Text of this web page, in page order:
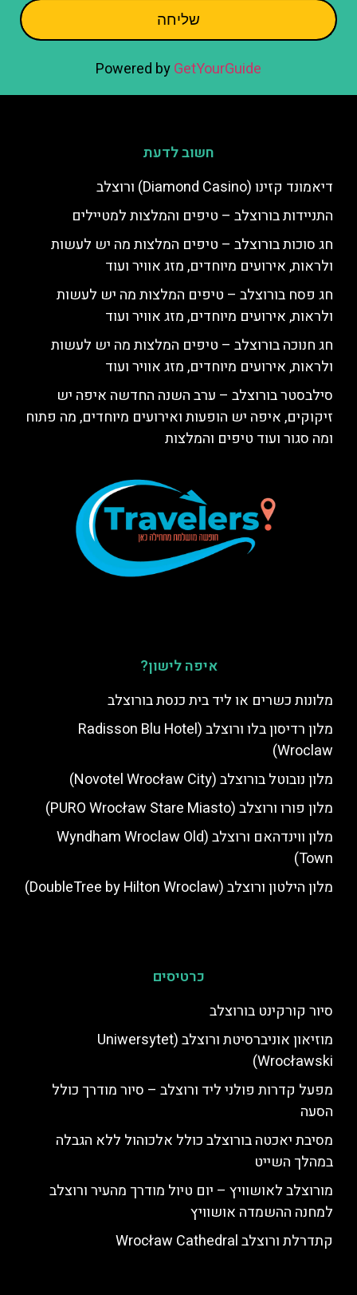
שליחה
Powered byGetYourGuide
חשוב לדעת
דיאמונד קזינו (Diamond Casino) ורוצלב
התניידות בורוצלב – טיפים והמלצות למטיילים
חג סוכות בורוצלב – טיפים המלצות מה יש לעשות
ולראות, אירועים מיוחדים, מזג אוויר ועוד
חג פסח בורוצלב – טיפים המלצות מה יש לעשות
ולראות, אירועים מיוחדים, מזג אוויר ועוד
חג חנוכה בורוצלב – טיפים המלצות מה יש לעשות
ולראות, אירועים מיוחדים, מזג אוויר ועוד
סילבסטר בורוצלב – ערב השנה החדשה איפה יש
זיקוקים, איפה יש הופעות ואירועים מיוחדים, מה פתוח
ומה סגור ועוד טיפים והמלצות
איפה לישון?
מלונות כשרים או ליד בית כנסת בורוצלב
מלון רדיסון בלו ורוצלב (Radisson Blu Hotel
Wroclaw)
מלון נובוטל בורוצלב (Novotel Wrocław City)
מלון פורו ורוצלב (PURO Wrocław Stare Miasto)
מלון ווינדהאם ורוצלב (Wyndham Wroclaw Old
Town)
מלון הילטון ורוצלב (DoubleTree by Hilton Wroclaw)
כרטיסים
סיור קורקינט בורוצלב
מוזיאון אוניברסיטת ורוצלב (Uniwersytet
Wrocławski)
מפעל קדרות פולני ליד ורוצלב – סיור מודרך כולל
הסעה
מסיבת יאכטה בורוצלב כולל אלכוהול ללא הגבלה
במהלך השייט
מורוצלב לאושוויץ – יום טיול מודרך מהעיר ורוצלב
למחנה ההשמדה אושוויץ